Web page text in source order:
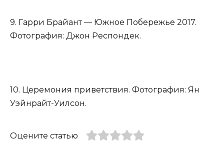
9. Гарри Брайант — Южное Побережье 2017.
Фотография: Джон Респондек.
10. Церемония приветствия. Фотография: Ян
Уэйнрайт-Уилсон.
Оцените статью